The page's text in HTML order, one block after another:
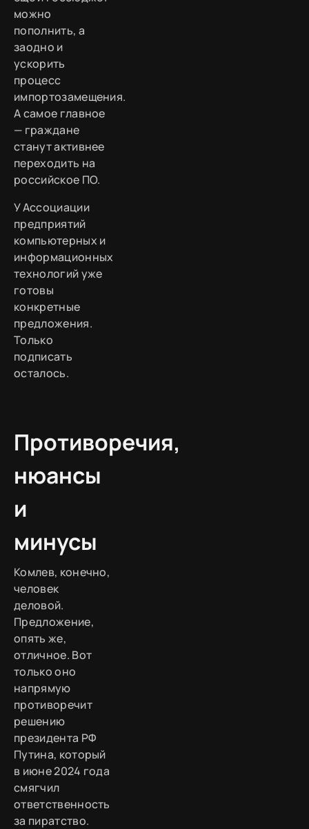
можно
пополнить, а
заодно и
ускорить
процесс
импортозамещения.
А самое главное
— граждане
станут активнее
переходить на
российское ПО.
У Ассоциации
предприятий
компьютерных и
информационных
технологий уже
готовы
конкретные
предложения.
Только
подписать
осталось.
Противоречия,
нюансы
и
минусы
Комлев, конечно,
человек
деловой.
Предложение,
опять же,
отличное. Вот
только оно
напрямую
противоречит
решению
президента РФ
Путина, который
в июне 2024 года
смягчил
ответственность
за пиратство.